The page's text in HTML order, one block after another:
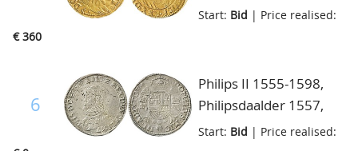
PHS, zonder ANG,
Start: Bid | Price realised:
€ 360
6
Philips II 1555-1598,
Philipsdaalder 1557,
Delm.29a, bijna zeer
Start: Bid | Price realised: